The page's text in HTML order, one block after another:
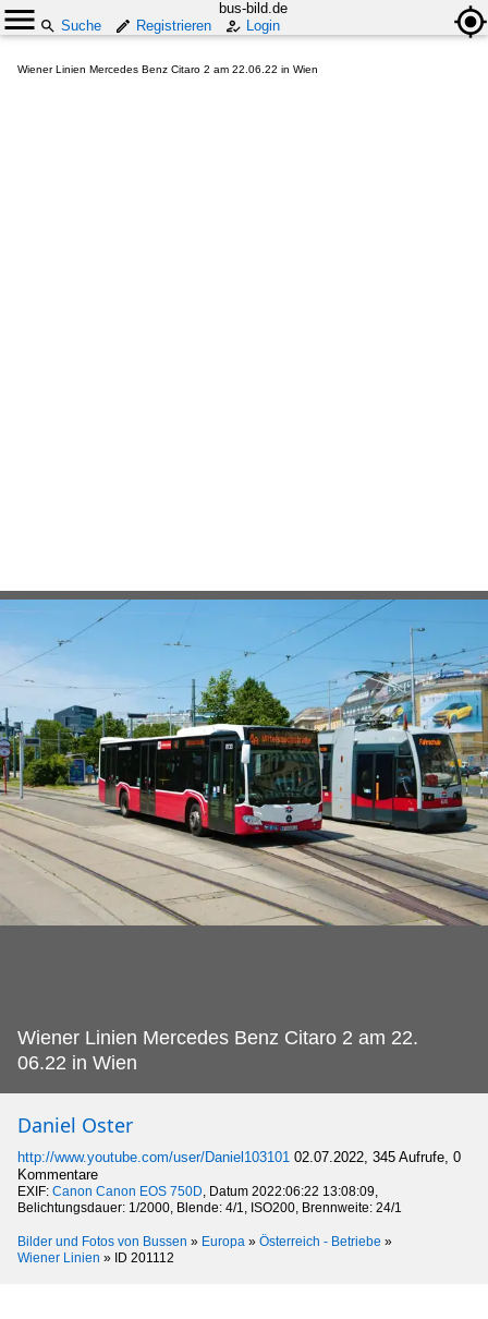
bus-bild.de
Suche
Registrieren Login
Wiener Linien Mercedes Benz Citaro 2 am 22.06.22 in Wien
Wiener Linien Mercedes Benz Citaro 2 am 22.
06.22 in Wien
Daniel Oster
http://www.youtube.com/user/Daniel103101 02.07.2022, 345 Aufrufe, 0
Kommentare
EXIF: Canon Canon EOS 750D, Datum 2022:06:22 13:08:09,
Belichtungsdauer: 1/2000, Blende: 4/1, ISO200, Brennweite: 24/1
Bilder und Fotos von Bussen » Europa » Österreich - Betriebe »
Wiener Linien » ID 201112